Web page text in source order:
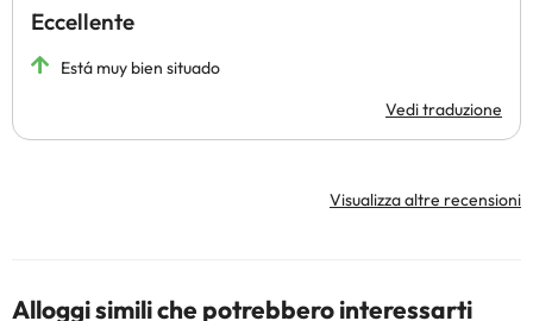
Eccellente
Está muy bien situado
Vedi traduzione
Visualizza altre recensioni
Alloggi simili che potrebbero interessarti